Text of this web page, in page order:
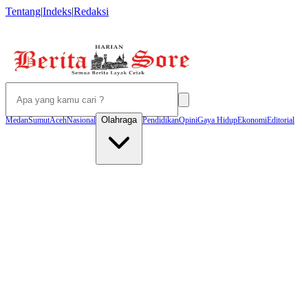
Tentang|Indeks|Redaksi
MedanSumutAcehNasional Olahraga PendidikanOpiniGaya HidupEkonomiEditorial